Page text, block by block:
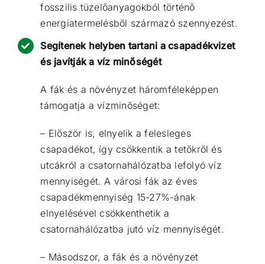
fosszilis tüzelőanyagokból történő
energiatermelésből származó szennyezést.
Segítenek helyben tartani a csapadékvizet
és javítják a víz minőségét
A fák és a növényzet háromféleképpen
támogatja a vízminőséget:
– Először is, elnyelik a felesleges
csapadékot, így csökkentik a tetőkről és
utcákról a csatornahálózatba lefolyó víz
mennyiségét. A városi fák az éves
csapadékmennyiség 15-27%-ának
elnyelésével csökkenthetik a
csatornahálózatba jutó víz mennyiségét.
– Másodszor, a fák és a növényzet